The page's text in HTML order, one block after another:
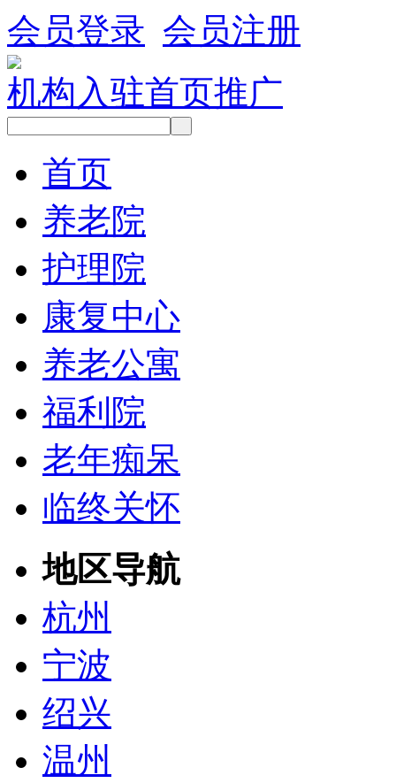
会员登录 会员注册
机构入驻首页推广
首页
养老院
护理院
康复中心
养老公寓
福利院
老年痴呆
临终关怀
地区导航
杭州
宁波
绍兴
温州